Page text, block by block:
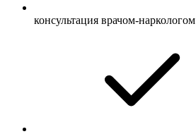
консультация врачом-наркологом